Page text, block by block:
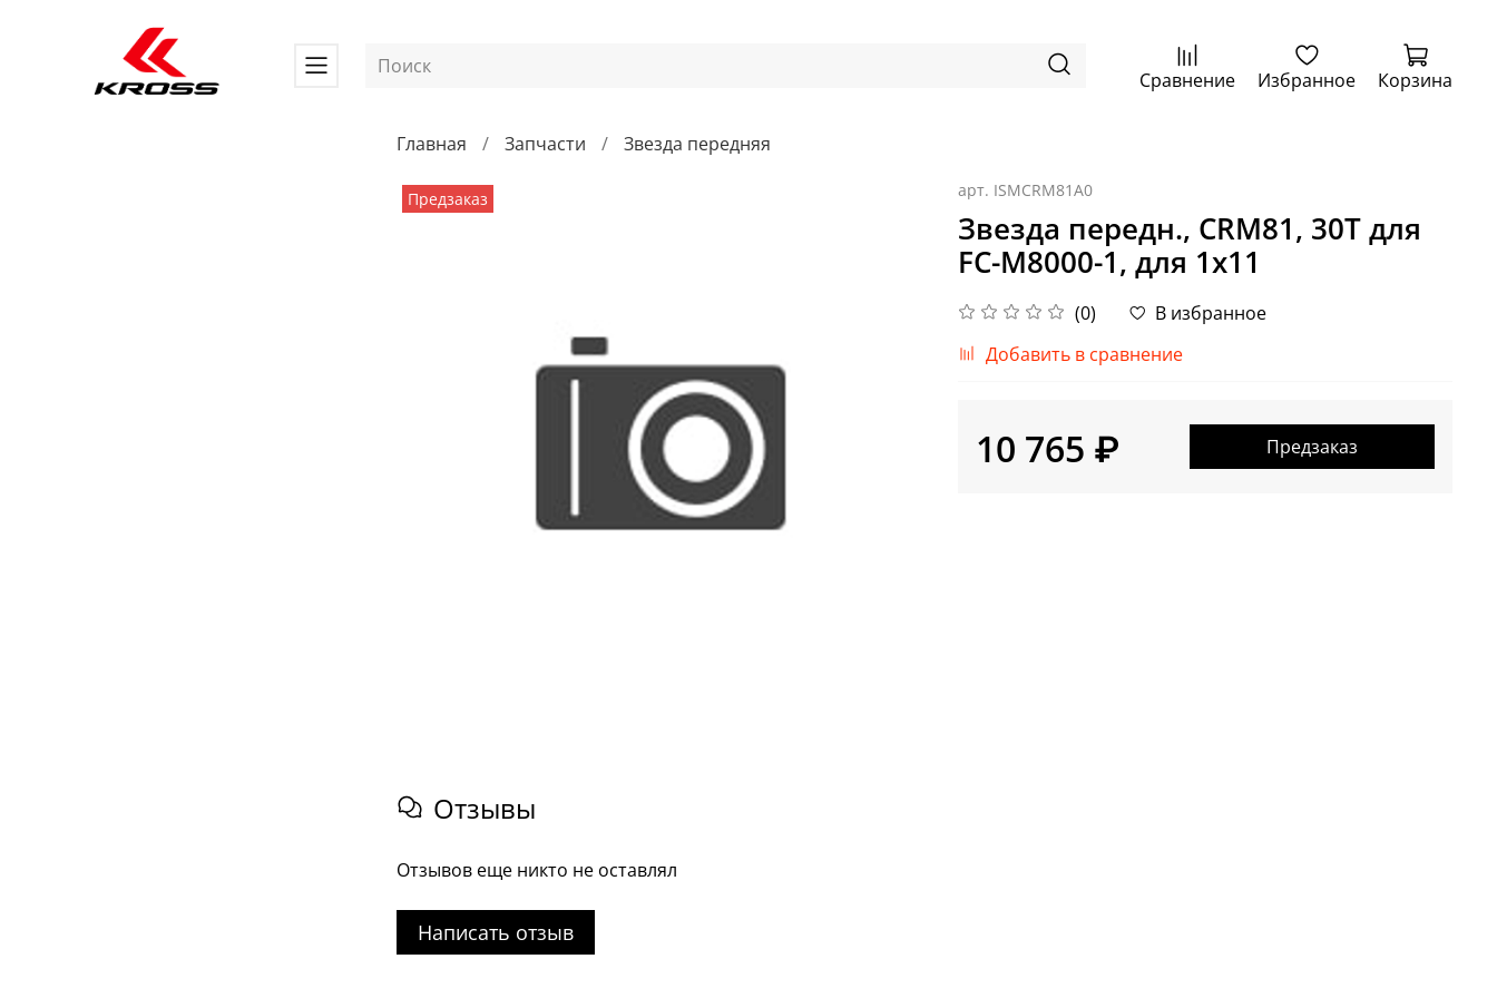
Сравнение Избранное Корзина
Главная Запчасти Звезда передняя
Предзаказ арт. ISMCRM81A0
Звезда передн., CRM81, 30T для
FC-M8000-1, для 1x11
(0)
В избранное
Добавить в сравнение
10 765 ₽ Предзаказ
Отзывы
Отзывов еще никто не оставлял
Написать отзыв